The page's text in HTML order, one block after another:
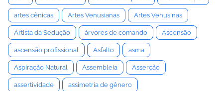
artes cênicas Artes Venusianas Artes Venusinas
Artista da Sedução árvores de comando Ascensão
ascensão profissional Asfalto asma
Aspiração Natural Assembleia Asserção
assertividade assimetria de gênero